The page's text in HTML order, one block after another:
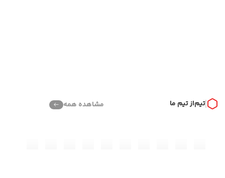
تیماز تیم ما مشاهده همه